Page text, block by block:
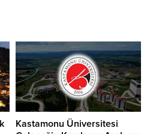
Kastamonu Üniversitesi